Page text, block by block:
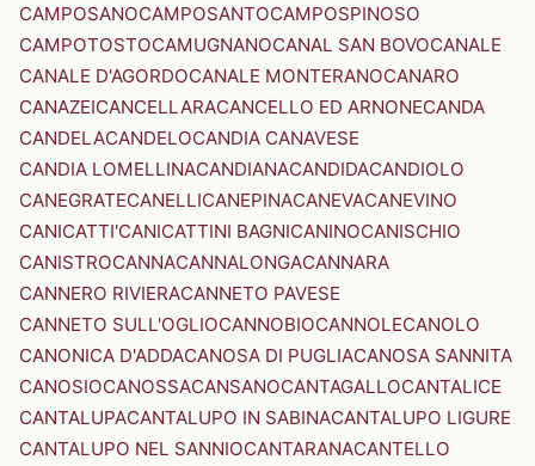
CAMPOSANOCAMPOSANTOCAMPOSPINOSO
CAMPOTOSTOCAMUGNANOCANAL SAN BOVOCANALE
CANALE D'AGORDOCANALE MONTERANOCANARO
CANAZEICANCELLARACANCELLO ED ARNONECANDA
CANDELACANDELOCANDIA CANAVESE
CANDIA LOMELLINACANDIANACANDIDACANDIOLO
CANEGRATECANELLICANEPINACANEVACANEVINO
CANICATTI'CANICATTINI BAGNICANINOCANISCHIO
CANISTROCANNACANNALONGACANNARA
CANNERO RIVIERACANNETO PAVESE
CANNETO SULL'OGLIOCANNOBIOCANNOLECANOLO
CANONICA D'ADDACANOSA DI PUGLIACANOSA SANNITA
CANOSIOCANOSSACANSANOCANTAGALLOCANTALICE
CANTALUPACANTALUPO IN SABINACANTALUPO LIGURE
CANTALUPO NEL SANNIOCANTARANACANTELLO